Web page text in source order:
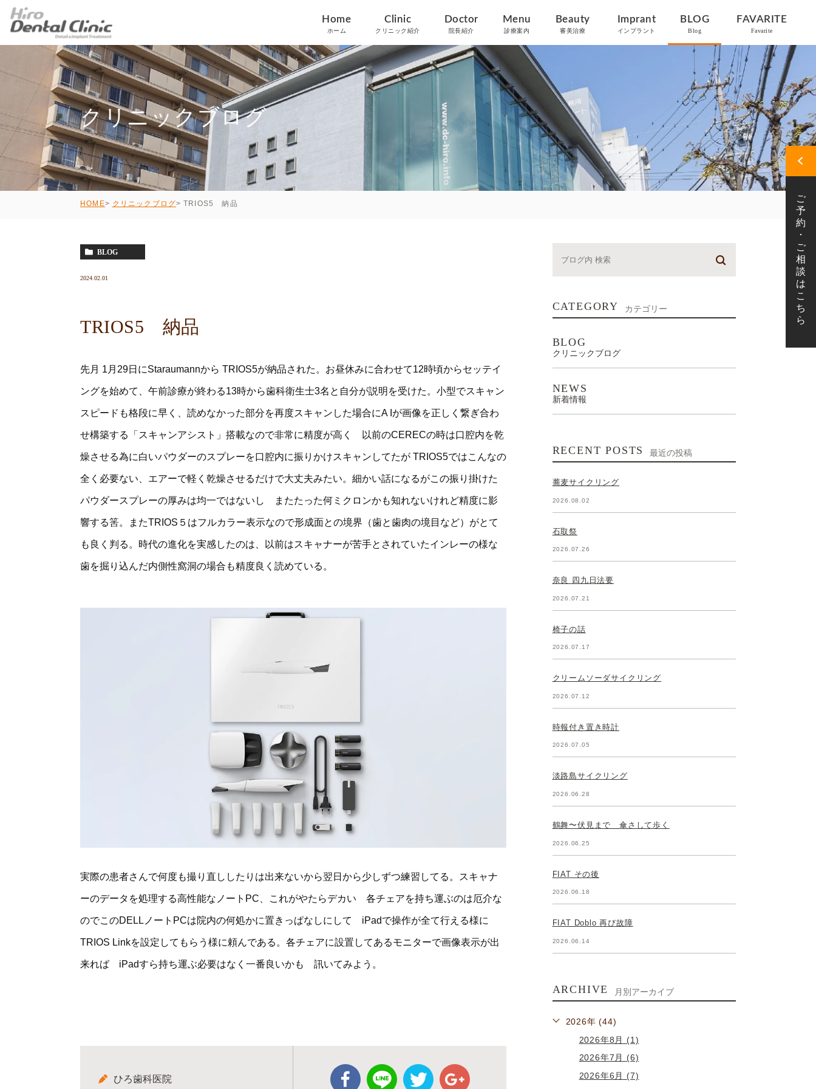
Home
ホーム
Clinic
クリニック紹介
Doctor
院長紹介
Menu
診療案内
Beauty
審美治療
Imprant
インプラント
BLOG
Blog
FAVARITE
Favarite
クリニックブログ
HOME クリニックブログ TRIOS5 納品
BLOG
2024.02.01
TRIOS5 納品
先月 1月29日にStaraumannから TRIOS5が納品された。お昼休みに合わせて12時頃からセッテイ
ングを始めて、午前診療が終わる13時から歯科衛生士3名と自分が説明を受けた。小型でスキャン
スピードも格段に早く、読めなかった部分を再度スキャンした場合にA Iが画像を正しく繋ぎ合わ
せ構築する「スキャンアシスト」搭載なので非常に精度が高く 以前のCERECの時は口腔内を乾
燥させる為に白いパウダーのスプレーを口腔内に振りかけスキャンしてたが TRIOS5ではこんなの
全く必要ない、エアーで軽く乾燥させるだけで大丈夫みたい。細かい話になるがこの振り掛けた
パウダースプレーの厚みは均一ではないし またたった何ミクロンかも知れないけれど精度に影
響する筈。またTRIOS５はフルカラー表示なので形成面との境界（歯と歯肉の境目など）がとて
も良く判る。時代の進化を実感したのは、以前はスキャナーが苦手とされていたインレーの様な
歯を掘り込んだ内側性窩洞の場合も精度良く読めている。
実際の患者さんで何度も撮り直ししたりは出来ないから翌日から少しずつ練習してる。スキャナ
ーのデータを処理する高性能なノートPC、これがやたらデカい 各チェアを持ち運ぶのは厄介な
のでこのDELLノートPCは院内の何処かに置きっぱなしにして iPadで操作が全て行える様に
TRIOS Linkを設定してもらう様に頼んである。各チェアに設置してあるモニターで画像表示が出
来れば iPadすら持ち運ぶ必要はなく一番良いかも 訊いてみよう。
ひろ歯科医院
CATEGORY カテゴリー
BLOG
クリニックブログ
NEWS
新着情報
RECENT POSTS 最近の投稿
蕎麦サイクリング
2026.08.02
石取祭
2026.07.26
奈良 四九日法要
2026.07.21
椅子の話
2026.07.17
クリームソーダサイクリング
2026.07.12
時報付き置き時計
2026.07.05
淡路島サイクリング
2026.06.28
鶴舞〜伏見まで 傘さして歩く
2026.06.25
FIAT その後
2026.06.18
FIAT Doblo 再び故障
2026.06.14
ARCHIVE 月別アーカイブ
2026年 (44)
2026年8月 (1)
2026年7月 (6)
2026年6月 (7)